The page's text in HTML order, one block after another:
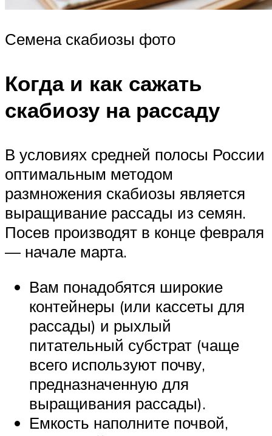
Семена скабиозы фото
Когда и как сажать
скабиозу на рассаду
В условиях средней полосы России
оптимальным методом
размножения скабиозы является
выращивание рассады из семян.
Посев производят в конце февраля
— начале марта.
Вам понадобятся широкие
контейнеры (или кассеты для
рассады) и рыхлый
питательный субстрат (чаще
всего используют почву,
предназначенную для
выращивания рассады).
Емкость наполните почвой,